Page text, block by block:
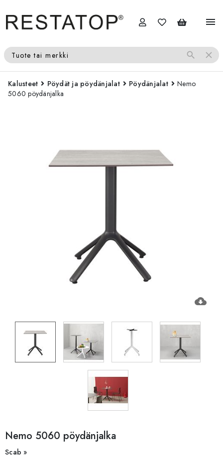
menu
Tuote tai merkki search close
Kalusteet Pöydät ja pöydänjalat Pöydänjalat
Nemo
5060 pöydänjalka
cloud_download
Nemo 5060 pöydänjalka
Scab »